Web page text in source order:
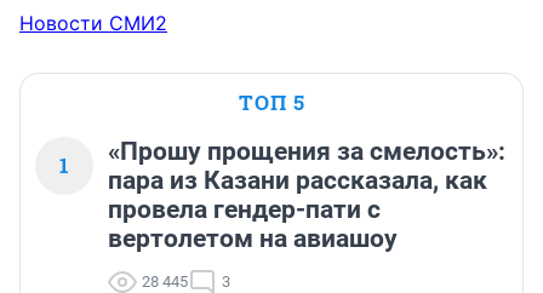
Новости СМИ2
ТОП 5
1
«Прошу прощения за смелость»:
пара из Казани рассказала, как
провела гендер-пати с
вертолетом на авиашоу
28 445 3